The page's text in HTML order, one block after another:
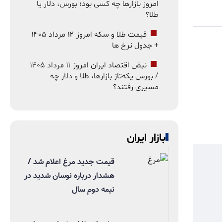
امروز بازارها چه کسی بود؛ بورس، دلار یا
طلا؟
قیمت طلا و سکه امروز ۱۲ مرداد ۱۴۰۵
+ جدول نرخ ها
نبض اقتصاد ایران امروز ۱۱ مرداد ۱۴۰۵
/ بورس یکه‌تاز بازارها، طلا و دلار چه
مسیری رفتند؟
بازار ایران
قیمت جدید مرغ اعلام شد /
هشدار درباره نوسان شدید در
نیمه دوم سال